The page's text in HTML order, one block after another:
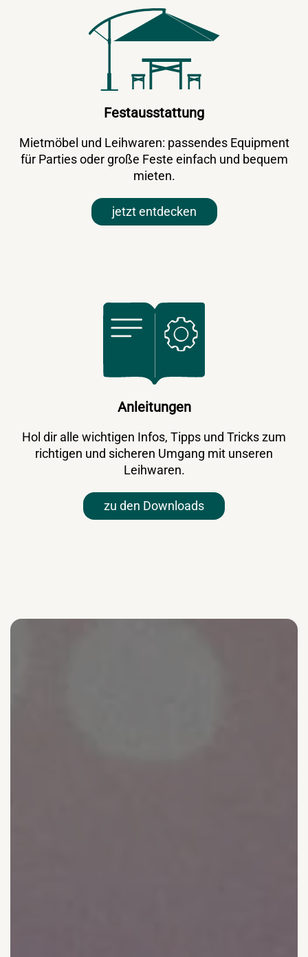
Festausstattung
Mietmöbel und Leihwaren: passendes Equipment
für Parties oder große Feste einfach und bequem
mieten.
jetzt entdecken
Anleitungen
Hol dir alle wichtigen Infos, Tipps und Tricks zum
richtigen und sicheren Umgang mit unseren
Leihwaren.
zu den Downloads